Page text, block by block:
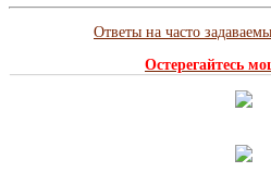
Ответы на часто
Остерегайтесь